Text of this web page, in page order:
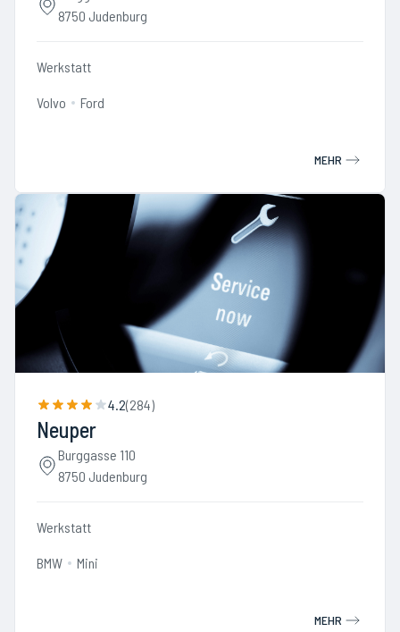
8750 Judenburg
Werkstatt
Volvo Ford
MEHR
4.2(284)
Neuper
Burggasse 110
8750 Judenburg
Werkstatt
BMW Mini
MEHR